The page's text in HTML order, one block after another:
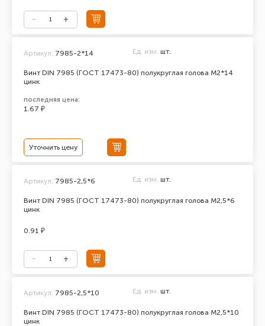
Винт DIN 7985 (ГОСТ 17473-80) полукруглая голова М2*14
цинк
Артикул: 7985-2*14 Ед. изм. шт.
последняя цена:
1.67 ₽
Уточнить цену
Винт DIN 7985 (ГОСТ 17473-80) полукруглая голова М2,5*6
цинк
Артикул: 7985-2,5*6 Ед. изм. шт.
0.91 ₽
Винт DIN 7985 (ГОСТ 17473-80) полукруглая голова М2,5*10
цинк
Артикул: 7985-2,5*10 Ед. изм. шт.